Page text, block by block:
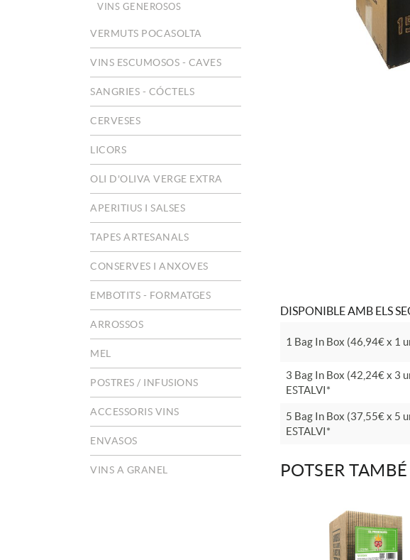
VINS GENEROSOS
VERMUTS POCASOLTA
VINS ESCUMOSOS - CAVES
SANGRIES - CÓCTELS
CERVESES
LICORS
OLI D'OLIVA VERGE EXTRA
APERITIUS I SALSES
TAPES ARTESANALS
CONSERVES I ANXOVES
EMBOTITS - FORMATGES
ARROSSOS
MEL
POSTRES / INFUSIONS
ACCESSORIS VINS
ENVASOS
VINS A GRANEL
DISPONIBLE AMB ELS
1 Bag In Box (46,94€ x 1
3 Bag In Box (42,24€ x 3
ESTALVI*
5 Bag In Box (37,55€ x 5
ESTALVI*
POTSER